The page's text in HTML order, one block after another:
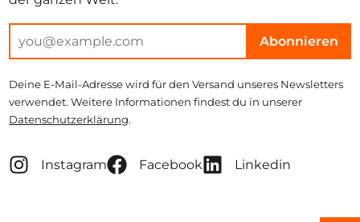
Abonnieren
Deine E-Mail-Adresse wird für den Versand unseres Newsletters
verwendet. Weitere Informationen findest du in unserer
Datenschutzerklärung.
Instagram Facebook Linkedin